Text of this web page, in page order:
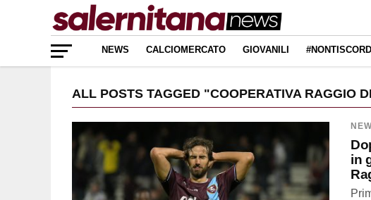
NEWS CALCIOMERCATO GIOVANILI
ALL POSTS TAGGED "COOPERATIVA RAGGIO
in